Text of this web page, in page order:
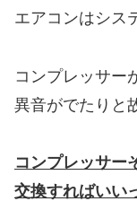
エアコンはシス
コンプレッサー
異音がでたりと
コンプレッサー
交換すればいい